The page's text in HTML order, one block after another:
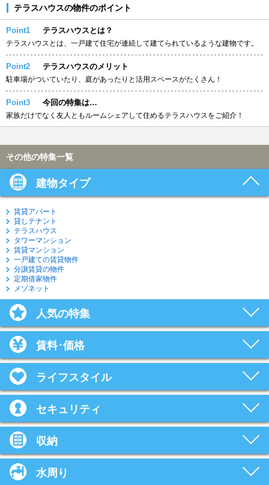
テラスハウスの物件のポイント
Point1 テラスハウスとは？
テラスハウスとは、一戸建て住宅が連続して建てられているような建物です。
Point2 テラスハウスのメリット
駐車場がついていたり、庭があったりと活用スペースがたくさん！
Point3 今回の特集は…
家族だけでなく友人ともルームシェアして住めるテラスハウスをご紹介！
その他の特集一覧
建物タイプ
賃貸アパート
貸しテナント
テラスハウス
タワーマンション
賃貸マンション
一戸建ての賃貸物件
分譲賃貸の物件
定期借家物件
メゾネット
人気の特集
賃料･価格
ライフスタイル
セキュリティ
収納
水周り